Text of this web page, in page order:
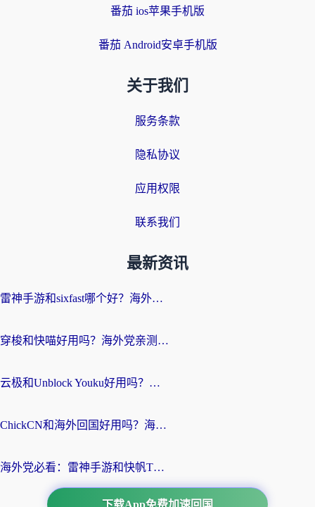
番茄 ios苹果手机版
番茄 Android安卓手机版
关于我们
服务条款
隐私协议
应用权限
联系我们
最新资讯
雷神手游和sixfast哪个好？海外党亲测3款回国加速器，教你选对不踩坑
穿梭和快喵好用吗？海外党亲测：小众加速器对比+番茄加速器深度体验
云极和Unblock Youku好用吗？海外党亲测+2026回国加速器避坑指南
ChickCN和海外回国好用吗？海外党2026亲测：从手游到影音，选对加速器的3个关键
海外党必看：雷神手游和快帆TV版好用吗？3步选对回国加速器不踩坑
下载App免费加速回国